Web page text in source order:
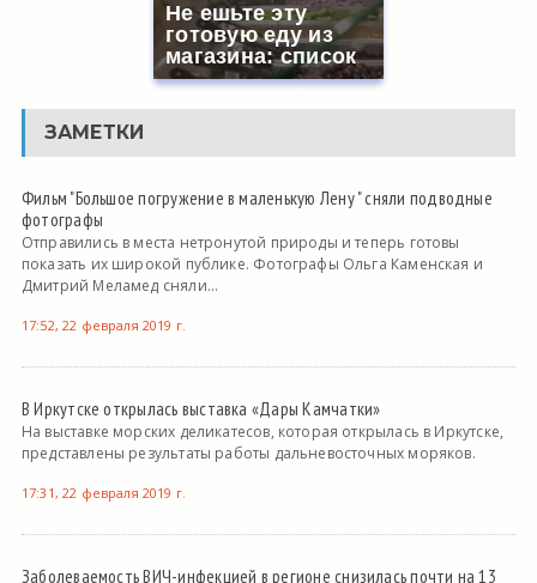
Не ешьте эту
готовую еду из
магазина: список
ЗАМЕТКИ
Фильм "Большое погружение в маленькую Лену " сняли подводные
фотографы
Отправились в места нетронутой природы и теперь готовы
показать их широкой публике. Фотографы Ольга Каменская и
Дмитрий Меламед сняли...
17:52, 22 февраля 2019 г.
В Иркутске открылась выставка «Дары Камчатки»
На выставке морских деликатесов, которая открылась в Иркутске,
представлены результаты работы дальневосточных моряков.
17:31, 22 февраля 2019 г.
Заболеваемость ВИЧ-инфекцией в регионе снизилась почти на 13